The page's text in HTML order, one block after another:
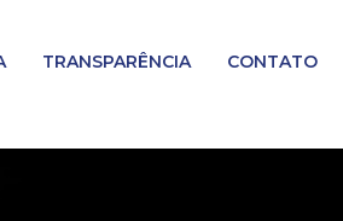
TRANSPARÊNCIA CONTATO